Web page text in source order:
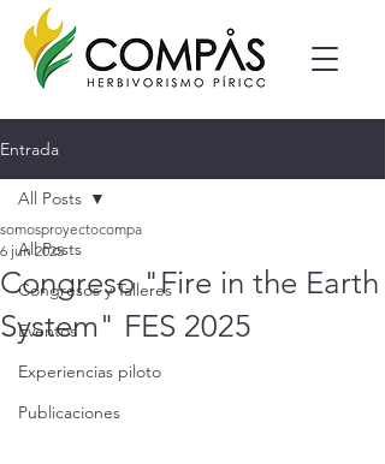
Entrada
All Posts
Congresos y Talleres
Eventos
Experiencias piloto
Publicaciones
All Posts
Congreso "Fire in the Earth
System" FES 2025
somosproyectocompa
6 jun 2025